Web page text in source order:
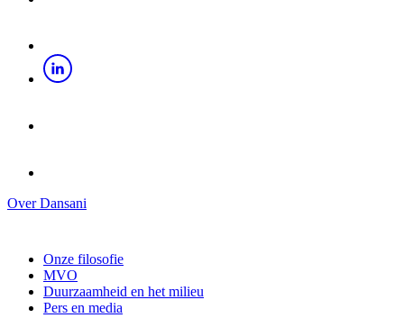
Over Dansani
Onze filosofie
MVO
Duurzaamheid en het milieu
Pers en media